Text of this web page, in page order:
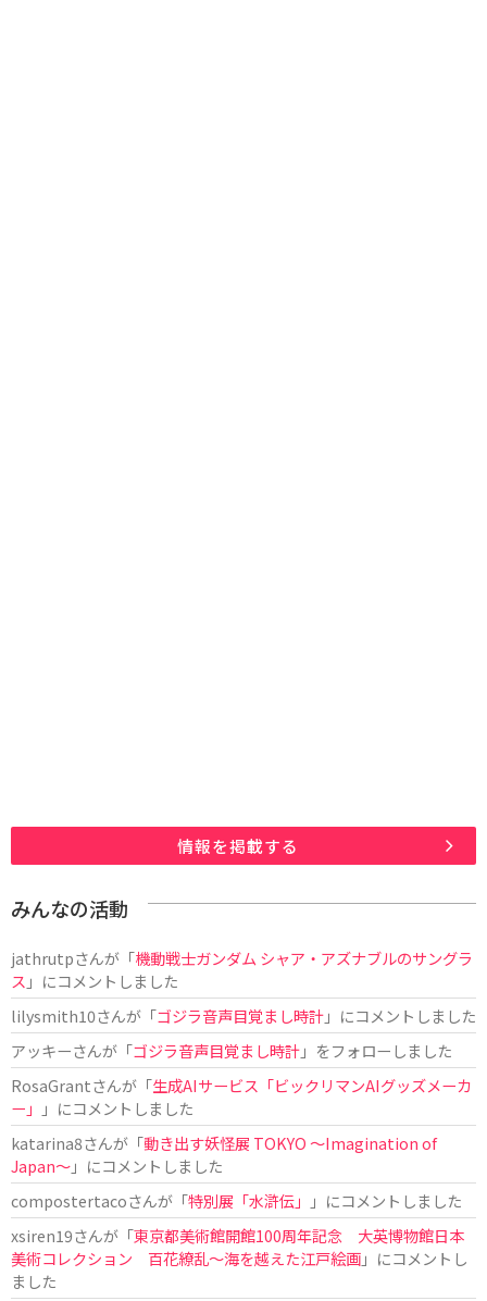
情報を掲載する
みんなの活動
jathrutpさんが「機動戦士ガンダム シャア・アズナブルのサングラ
ス 」にコメントしました
lilysmith10さんが「ゴジラ音声目覚まし時計」にコメントしました
アッキーさんが「ゴジラ音声目覚まし時計」をフォローしました
RosaGrantさんが「生成AIサービス「ビックリマンAIグッズメーカ
ー」
」にコメントしました
katarina8さんが「動き出す妖怪展 TOKYO 〜Imagination of
Japan〜」にコメントしました
compostertacoさんが「特別展「水滸伝」
」にコメントしました
xsiren19さんが「東京都美術館開館100周年記念 大英博物館日本
美術コレクション 百花繚乱～海を越えた江戸絵画」にコメントし
ました